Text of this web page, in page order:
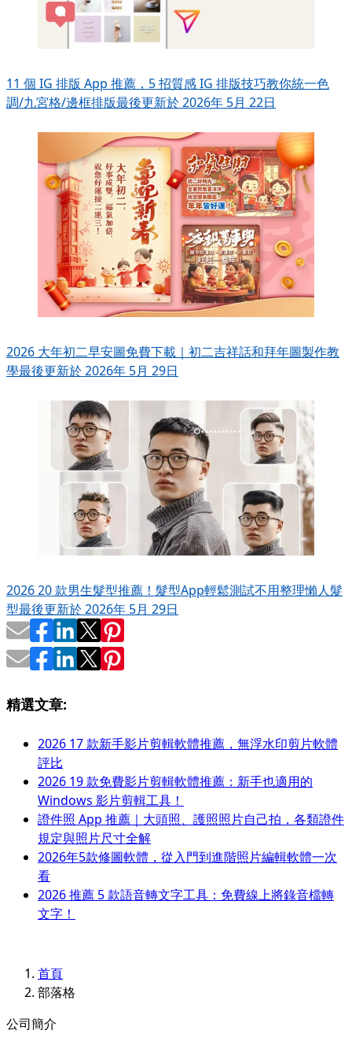
11 個 IG 排版 App 推薦，5 招質感 IG 排版技巧教你統一色
調/九宮格/邊框排版最後更新於 2026年 5月 22日
2026 大年初二早安圖免費下載｜初二吉祥話和拜年圖製作教
學最後更新於 2026年 5月 29日
2026 20 款男生髮型推薦！髮型App輕鬆測試不用整理懶人髮
型最後更新於 2026年 5月 29日
精選文章:
2026 17 款新手影片剪輯軟體推薦，無浮水印剪片軟體
評比
2026 19 款免費影片剪輯軟體推薦：新手也適用的
Windows 影片剪輯工具！
證件照 App 推薦｜大頭照、護照照片自己拍，各類證件
規定與照片尺寸全解
2026年5款修圖軟體，從入門到進階照片編輯軟體一次
看
2026 推薦 5 款語音轉文字工具：免費線上將錄音檔轉
文字！
首頁
部落格
公司簡介